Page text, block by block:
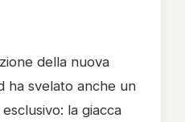
della nuova
ha svelato anche un
la giacca